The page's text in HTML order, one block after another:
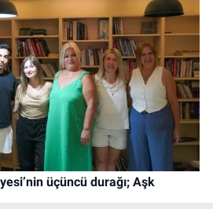
üçüncü durağı; Aşk